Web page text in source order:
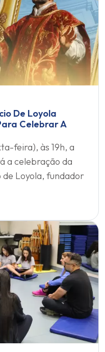
De Loyola
Celebrar A
feira), às 19h, a
a celebração da
de Loyola, fundador